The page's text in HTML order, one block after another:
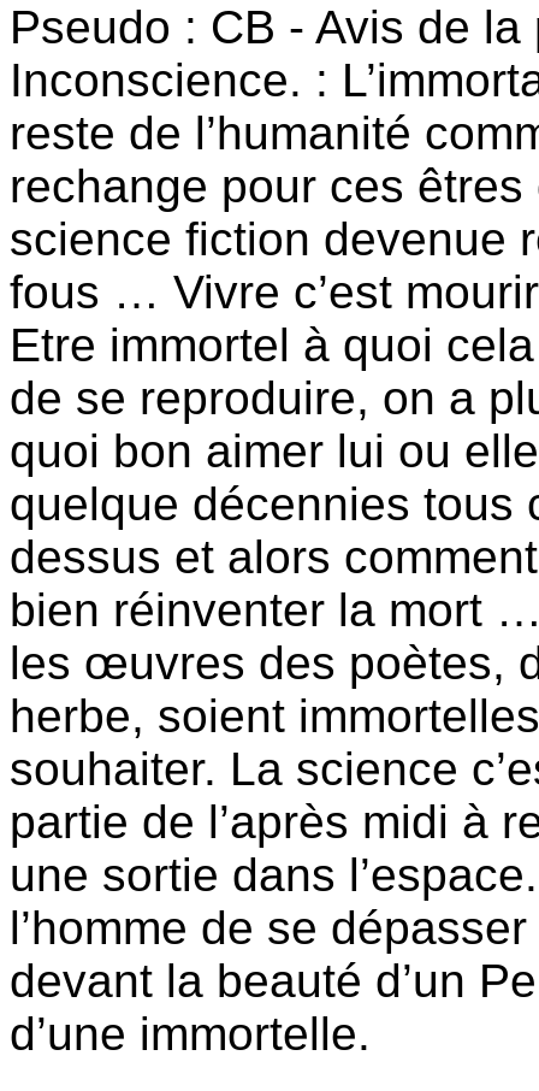
Pseudo : CB - Avis de
Inconscience. :
reste de l’humanité
rechange pour ces êtres
science fiction devenue
fous … Vivre c’est
Etre immortel à quoi
de se reproduire, on a
quoi bon aimer lui ou
quelque décennies tous
dessus et alors
bien réinventer la mort
les œuvres des poètes,
herbe, soient
souhaiter. La science
partie de l’après midi à
une sortie dans
l’homme de se
devant la beauté d’un
d’une immortelle.